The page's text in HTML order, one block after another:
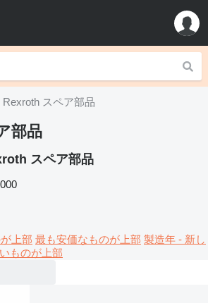
Rexroth スペア部品
部品
スペア部品
上部 最も安価なものが上部 製造年 - 新し
ものが上部